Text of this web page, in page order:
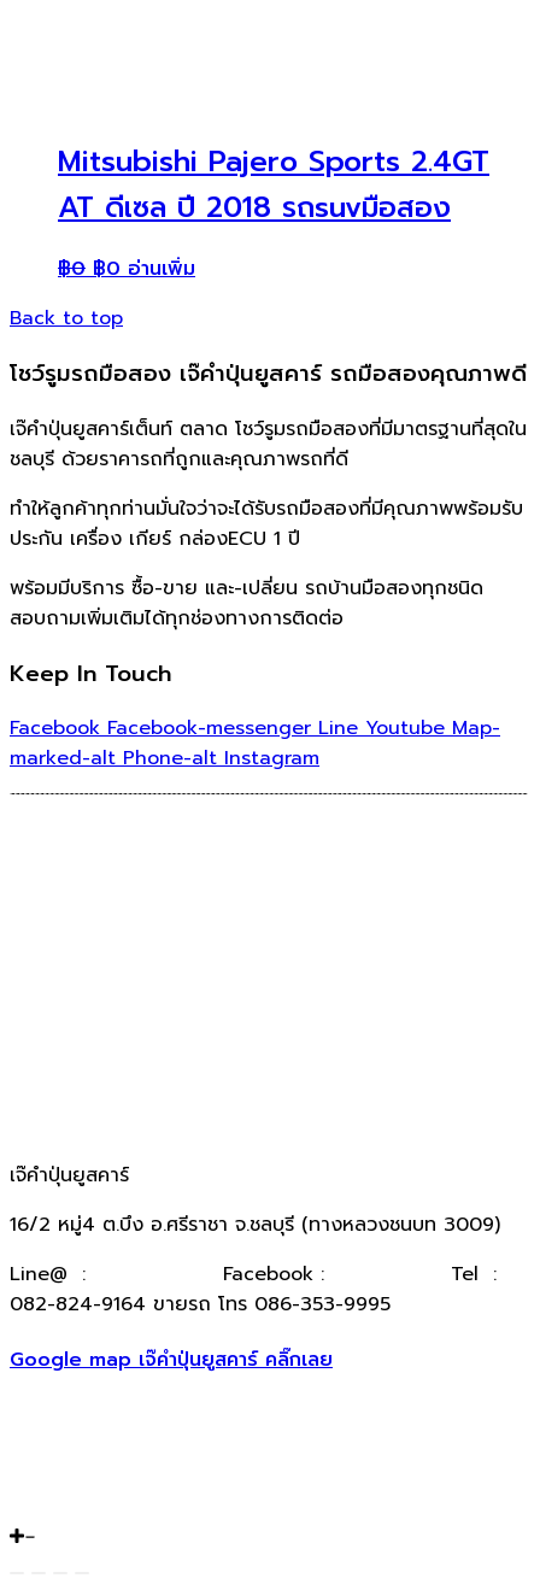
Mitsubishi Pajero Sports 2.4GT
AT ดีเซล ปี 2018 รถsuvมือสอง
฿0 ฿0 อ่านเพิ่ม
Back to top
โชว์รูมรถมือสอง เจ๊คำปุ่นยูสคาร์ รถมือสองคุณภาพดี
เจ๊คำปุ่นยูสคาร์เต็นท์ ตลาด โชว์รูมรถมือสองที่มีมาตรฐานที่สุดใน
ชลบุรี ด้วยราคารถที่ถูกและคุณภาพรถที่ดี
ทำให้ลูกค้าทุกท่านมั่นใจว่าจะได้รับรถมือสองที่มีคุณภาพพร้อมรับ
ประกัน เครื่อง เกียร์ กล่องECU 1 ปี
พร้อมมีบริการ ซื้อ-ขาย และ-เปลี่ยน รถบ้านมือสองทุกชนิด
สอบถามเพิ่มเติมได้ทุกช่องทางการติดต่อ
Keep In Touch
Facebook Facebook-messenger Line Youtube Map-
marked-alt Phone-alt Instagram
เจ๊คำปุ่นยูสคาร์
16/2 หมู่4 ต.บึง อ.ศรีราชา จ.ชลบุรี (ทางหลวงชนบท 3009)
​Line@ :
Facebook :
Tel :
082-824-9164 ขายรถ โทร 086-353-9995
Google map เจ๊คำปุ่นยูสคาร์ คลิ๊กเลย